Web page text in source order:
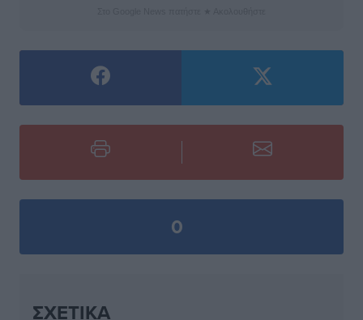
0
ΣΧΕΤΙΚΆ